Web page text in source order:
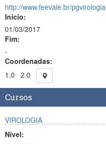
http://www.feevale.br/pgvirologia
Início:
01/03/2017
Fim:
-
Coordenadas:
1.0
2.0
Cursos
VIROLOGIA
Nível: